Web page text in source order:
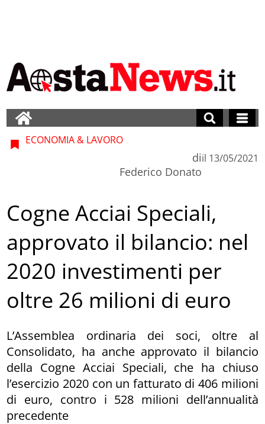
ECONOMIA & LAVORO
di
Federico Donato
il 13/05/2021
Cogne Acciai Speciali,
approvato il bilancio: nel
2020 investimenti per
oltre 26 milioni di euro
L’Assemblea ordinaria dei soci, oltre al
Consolidato, ha anche approvato il bilancio
della Cogne Acciai Speciali, che ha chiuso
l’esercizio 2020 con un fatturato di 406 milioni
di euro, contro i 528 milioni dell’annualità
precedente